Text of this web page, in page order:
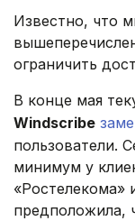
Известно, что
ограничить
В конце мая
Windscribe
пользователи.
минимум у
предположила,